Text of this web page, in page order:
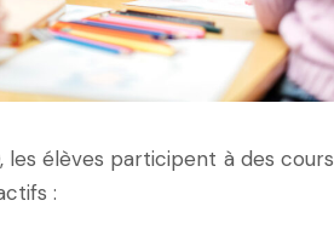
les élèves participent à des cours
: